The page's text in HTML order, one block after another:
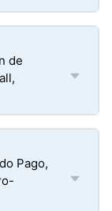
de
Pago,